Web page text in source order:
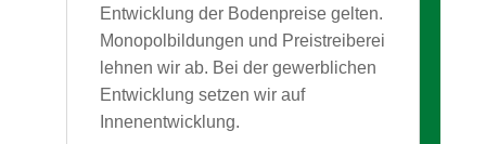
Entwicklung der Bodenpreise gelten.
Monopolbildungen und Preistreiberei
lehnen wir ab. Bei der gewerblichen
Entwicklung setzen wir auf
Innenentwicklung.